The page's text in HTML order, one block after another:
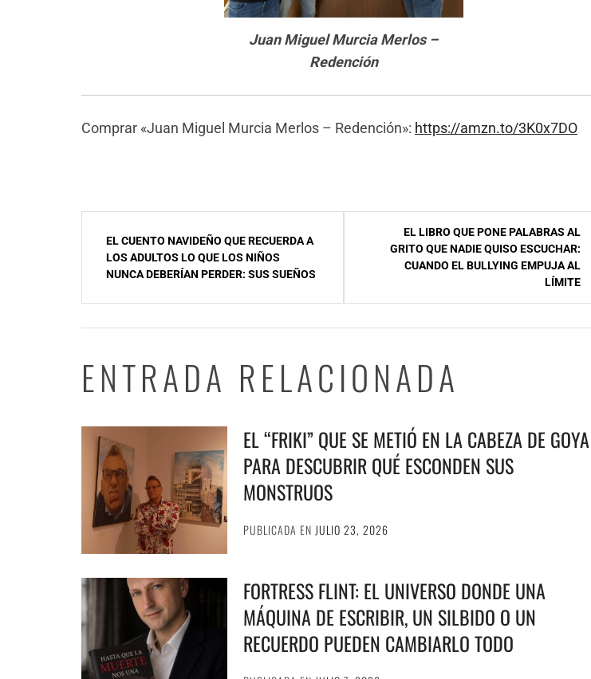
Juan Miguel Murcia Merlos –
Redención
Comprar «Juan Miguel Murcia Merlos – Redención»: https://amzn.to/3K0x7DO
EL CUENTO NAVIDEÑO QUE RECUERDA A
LOS ADULTOS LO QUE LOS NIÑOS
NUNCA DEBERÍAN PERDER: SUS SUEÑOS
EL LIBRO QUE PONE PALABRAS AL
GRITO QUE NADIE QUISO ESCUCHAR:
CUANDO EL BULLYING EMPUJA AL
LÍMITE
ENTRADA RELACIONADA
EL “FRIKI” QUE SE METIÓ EN LA CABEZA DE GOYA
PARA DESCUBRIR QUÉ ESCONDEN SUS
MONSTRUOS
PUBLICADA ENJULIO 23, 2026
FORTRESS FLINT: EL UNIVERSO DONDE UNA
MÁQUINA DE ESCRIBIR, UN SILBIDO O UN
RECUERDO PUEDEN CAMBIARLO TODO